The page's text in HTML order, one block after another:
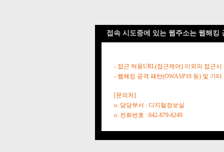
접속 시도중에 있는 웹주소는 웹해킹
- 접근 허용URL(접근제어) 이외의 접근시
- 웹해킹 공격 패턴(OWASP10 등) 및 기
[문의처]
o. 담당부서 : 디지털정보실
o. 전화번호 : 042-879-6249